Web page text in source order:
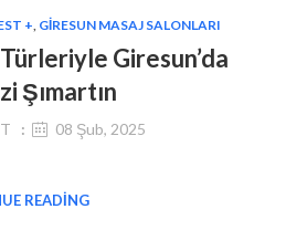
+ GIRESUN MASAJ SALONLARI
Giresun’da
Şımartın
08 Şub, 2025
READING